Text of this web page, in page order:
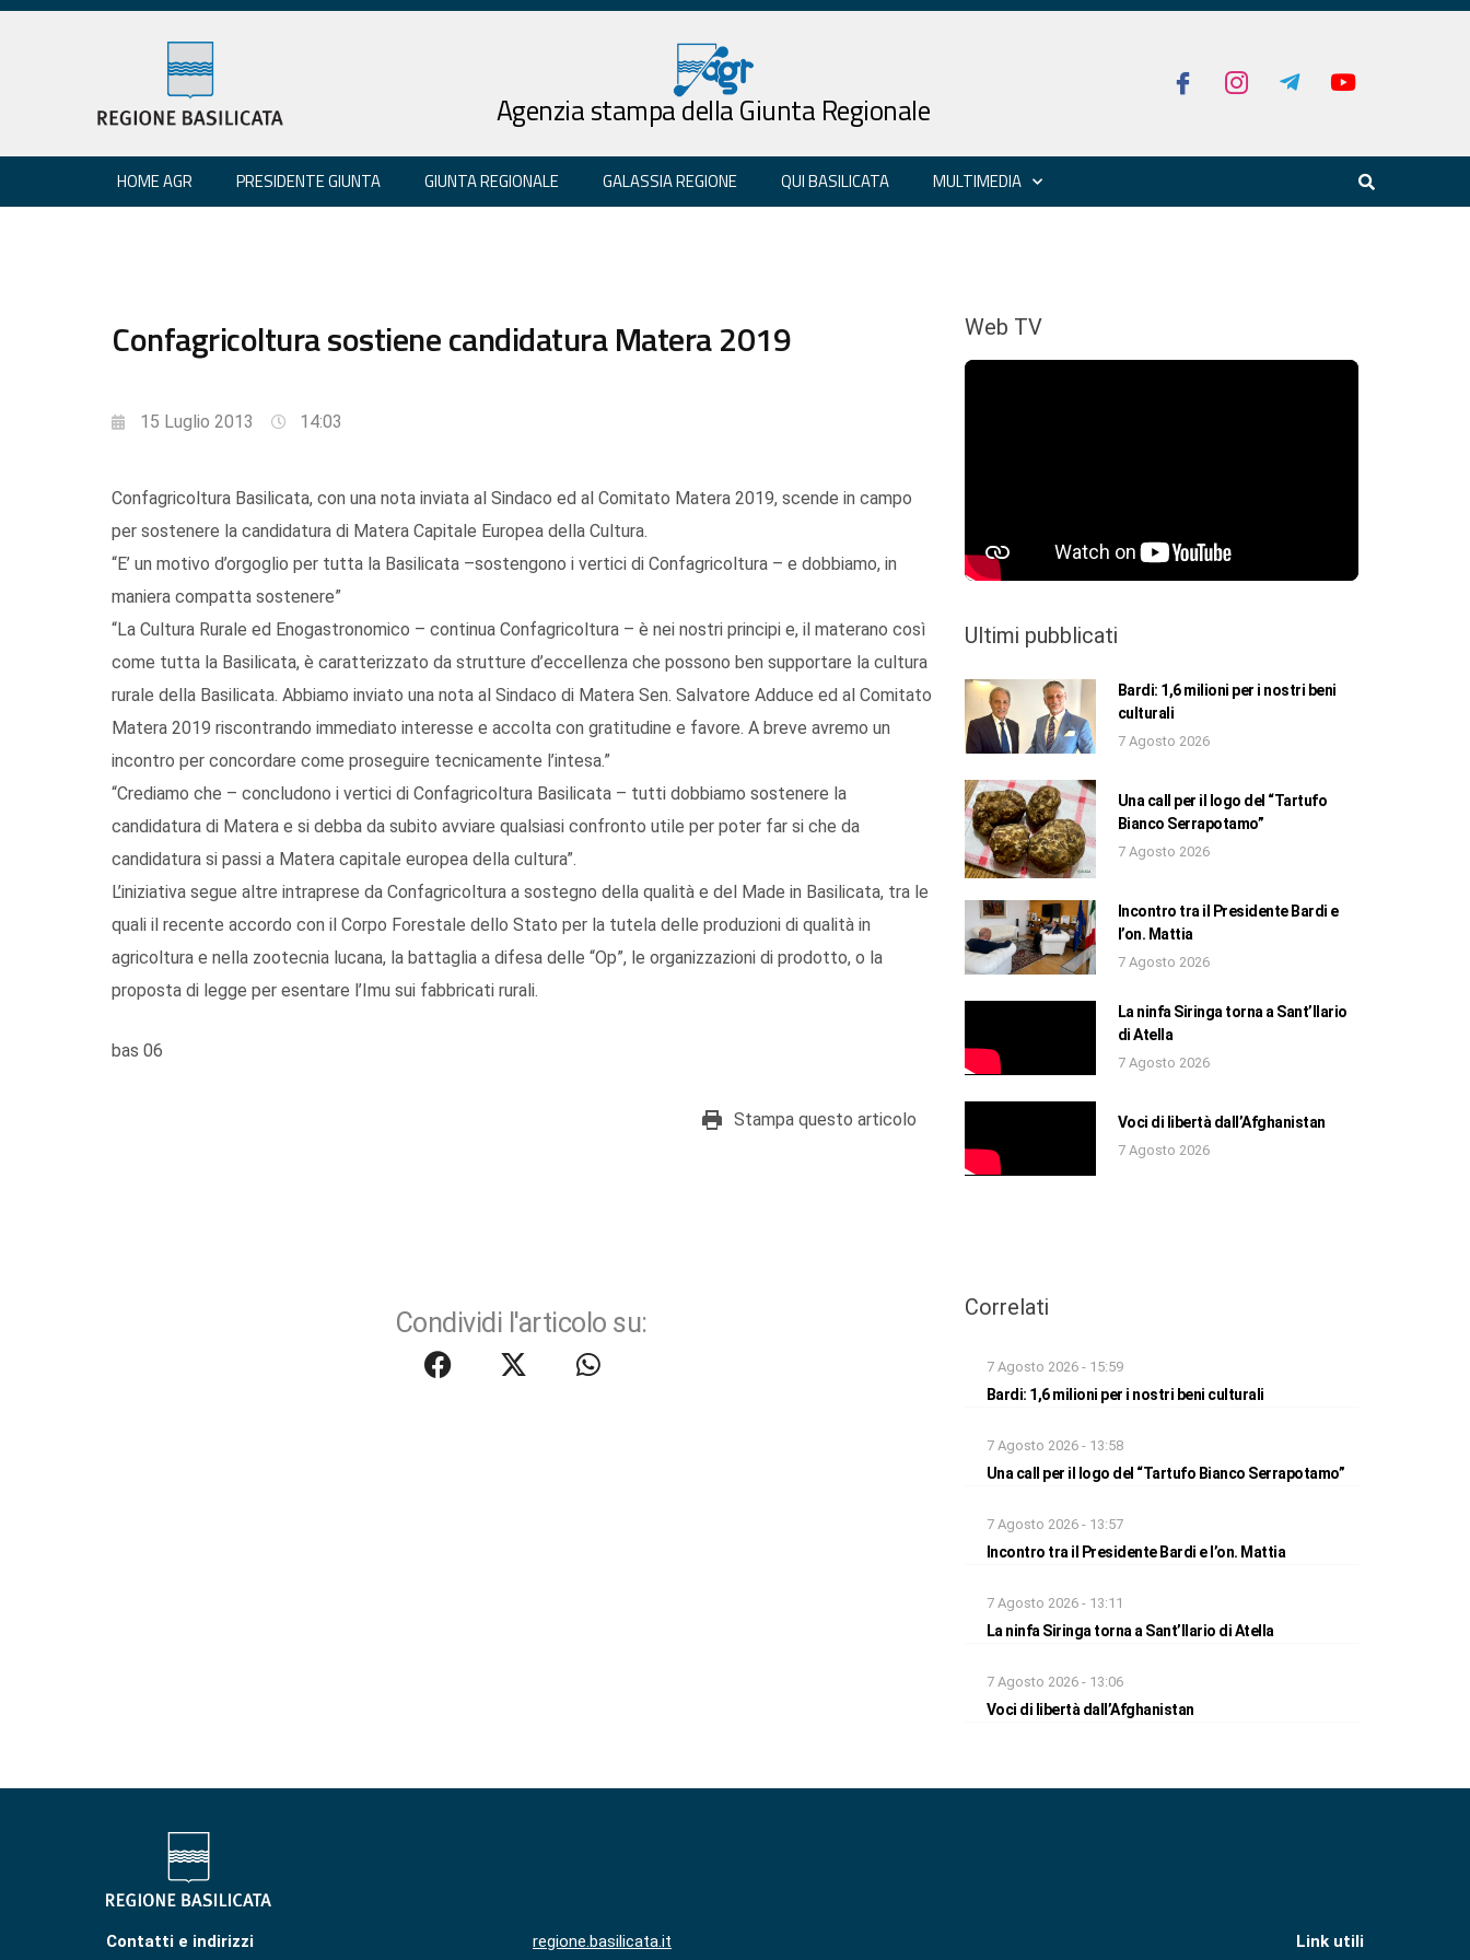
Agenzia stampa della Giunta Regionale
HOME AGR PRESIDENTE GIUNTA GIUNTA REGIONALE GALASSIA REGIONE QUI BASILICATA MULTIMEDIA
Confagricoltura sostiene candidatura Matera 2019
15 Luglio 2013 14:03
Confagricoltura Basilicata, con una nota inviata al Sindaco ed al Comitato Matera 2019, scende in campo
per sostenere la candidatura di Matera Capitale Europea della Cultura.
“E’ un motivo d’orgoglio per tutta la Basilicata –sostengono i vertici di Confagricoltura – e dobbiamo, in
maniera compatta sostenere”
“La Cultura Rurale ed Enogastronomico – continua Confagricoltura – è nei nostri principi e, il materano così
come tutta la Basilicata, è caratterizzato da strutture d’eccellenza che possono ben supportare la cultura
rurale della Basilicata. Abbiamo inviato una nota al Sindaco di Matera Sen. Salvatore Adduce ed al Comitato
Matera 2019 riscontrando immediato interesse e accolta con gratitudine e favore. A breve avremo un
incontro per concordare come proseguire tecnicamente l’intesa.”
“Crediamo che – concludono i vertici di Confagricoltura Basilicata – tutti dobbiamo sostenere la
candidatura di Matera e si debba da subito avviare qualsiasi confronto utile per poter far si che da
candidatura si passi a Matera capitale europea della cultura”.
L’iniziativa segue altre intraprese da Confagricoltura a sostegno della qualità e del Made in Basilicata, tra le
quali il recente accordo con il Corpo Forestale dello Stato per la tutela delle produzioni di qualità in
agricoltura e nella zootecnia lucana, la battaglia a difesa delle “Op”, le organizzazioni di prodotto, o la
proposta di legge per esentare l’Imu sui fabbricati rurali.
bas 06
Stampa questo articolo
Condividi l'articolo su:
Web TV
Ultimi pubblicati
Bardi: 1,6 milioni per i nostri beni
culturali
7 Agosto 2026
Una call per il logo del “Tartufo
Bianco Serrapotamo”
7 Agosto 2026
Incontro tra il Presidente Bardi e
l’on. Mattia
7 Agosto 2026
La ninfa Siringa torna a Sant’Ilario
di Atella
7 Agosto 2026
Voci di libertà dall’Afghanistan
7 Agosto 2026
Correlati
7 Agosto 2026 - 15:59
Bardi: 1,6 milioni per i nostri beni culturali
7 Agosto 2026 - 13:58
Una call per il logo del “Tartufo Bianco Serrapotamo”
7 Agosto 2026 - 13:57
Incontro tra il Presidente Bardi e l’on. Mattia
7 Agosto 2026 - 13:11
La ninfa Siringa torna a Sant’Ilario di Atella
7 Agosto 2026 - 13:06
Voci di libertà dall’Afghanistan
Contatti e indirizzi
regione.basilicata.it
Link utili